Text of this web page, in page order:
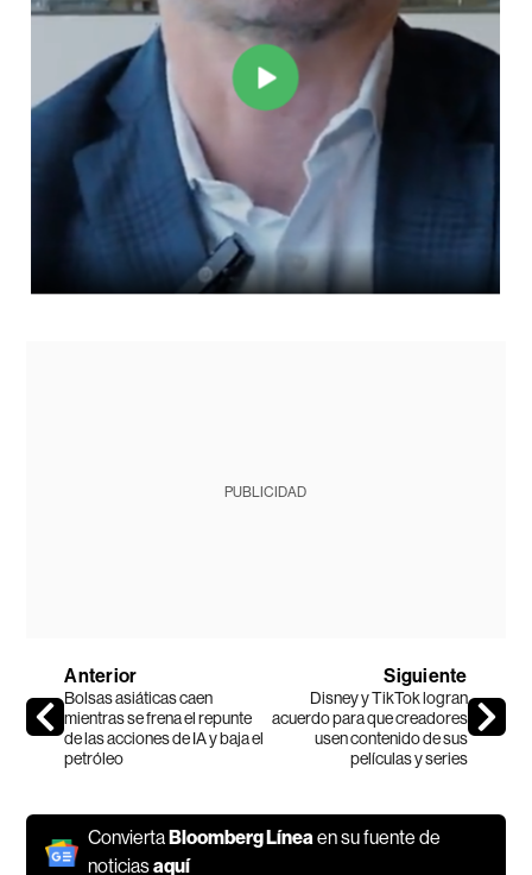
PUBLICIDAD
Anterior
Bolsas asiáticas caen
mientras se frena el repunte
de las acciones de IA y baja el
petróleo
Siguiente
Disney y TikTok logran
acuerdo para que creadores
usen contenido de sus
películas y series
Convierta Bloomberg Líneaen su fuente de
noticiasaquí